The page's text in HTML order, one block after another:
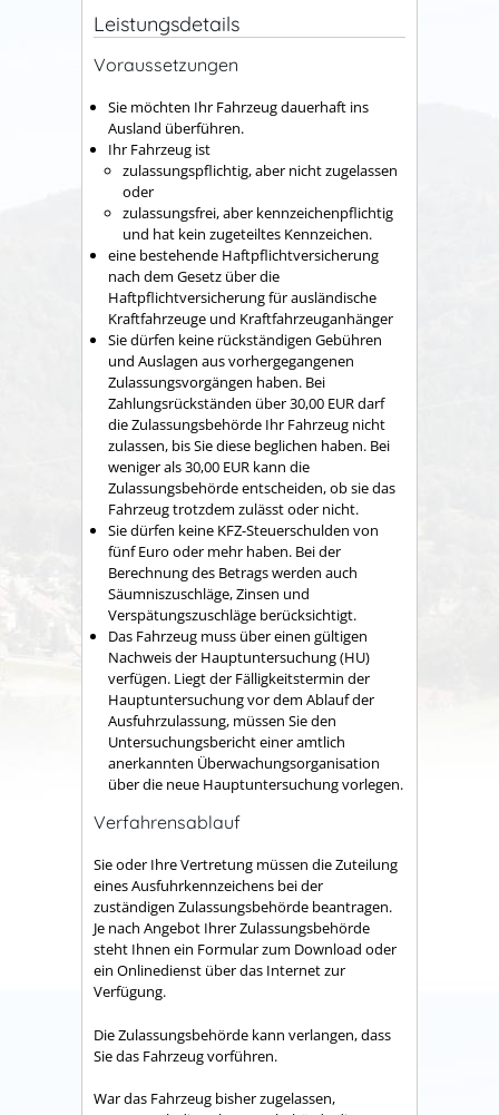
Leistungsdetails
Voraussetzungen
Sie möchten Ihr Fahrzeug dauerhaft ins
Ausland überführen.
Ihr Fahrzeug ist
zulassungspflichtig, aber nicht zugelassen
oder
zulassungsfrei, aber kennzeichenpflichtig
und hat kein zugeteiltes Kennzeichen.
eine bestehende Haftpflichtversicherung
nach dem Gesetz über die
Haftpflichtversicherung für ausländische
Kraftfahrzeuge und Kraftfahrzeuganhänger
Sie dürfen keine rückständigen Gebühren
und Auslagen aus vorhergegangenen
Zulassungsvorgängen haben. Bei
Zahlungsrückständen über 30,00 EUR darf
die Zulassungsbehörde Ihr Fahrzeug nicht
zulassen, bis Sie diese beglichen haben. Bei
weniger als 30,00 EUR kann die
Zulassungsbehörde entscheiden, ob sie das
Fahrzeug trotzdem zulässt oder nicht.
Sie dürfen keine KFZ-Steuerschulden von
fünf Euro oder mehr haben. Bei der
Berechnung des Betrags werden auch
Säumniszuschläge, Zinsen und
Verspätungszuschläge berücksichtigt.
Das Fahrzeug muss über einen gültigen
Nachweis der Hauptuntersuchung (HU)
verfügen. Liegt der Fälligkeitstermin der
Hauptuntersuchung vordem Ablauf der
Ausfuhrzulassung, müssen Sie den
Untersuchungsbericht einer amtlich
anerkannten Überwachungsorganisation
über die neue Hauptuntersuchung vorlegen.
Verfahrensablauf
Sie oder Ihre Vertretung müssen die Zuteilung
eines Ausfuhrkennzeichens bei der
zuständigen Zulassungsbehörde beantragen.
Je nach Angebot Ihrer Zulassungsbehörde
steht Ihnen ein Formular zum Download oder
ein Onlinedienst über das Internet zur
Verfügung.
Die Zulassungsbehörde kann verlangen, dass
Sie das Fahrzeug vorführen.
War das Fahrzeug bisher zugelassen,